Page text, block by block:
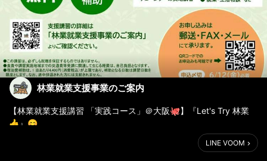
林業就業支援事業のご案内
【林業就業支援講習 「実践コース」＠大阪🐙】『Let's Try 林業
👍』😊
LINE VOOM